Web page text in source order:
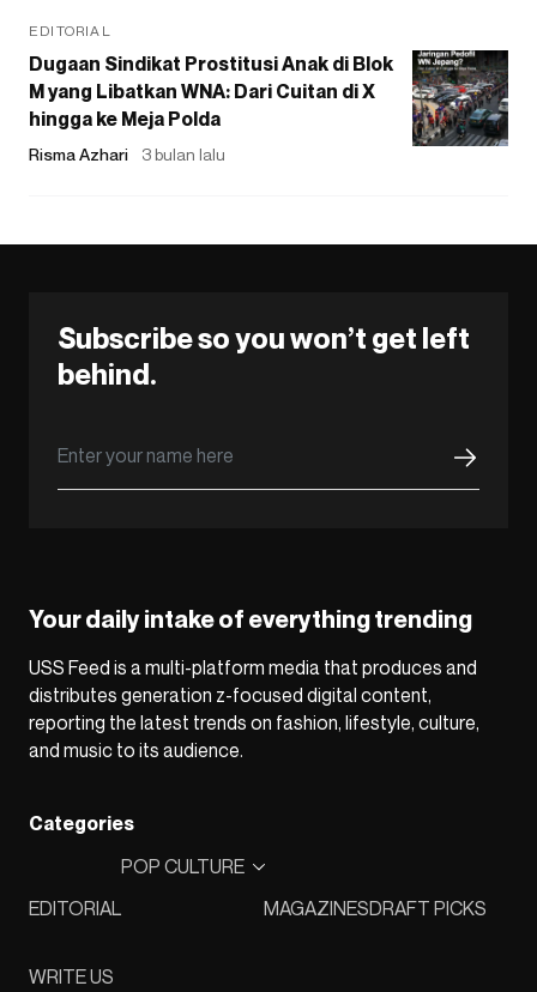
EDITORIAL
Dugaan Sindikat Prostitusi Anak di Blok
M yang Libatkan WNA: Dari Cuitan di X
hingga ke Meja Polda
Risma Azhari 3 bulan lalu
Subscribe so you won’t get left
behind.
Your daily intake of everything trending
USS Feed is a multi-platform media that produces and
distributes generation z-focused digital content,
reporting the latest trends on fashion, lifestyle, culture,
and music to its audience.
Categories
EDITORIAL
POP CULTURE
MAGAZINESDRAFT PICKS
WRITE US